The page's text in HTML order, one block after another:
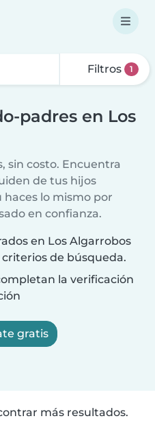
Filtros 1
padres en Los
sin costo. Encuentra
de tus hijos
haces lo mismo por
en confianza.
en Los Algarrobos
de búsqueda.
la verificación
gratis
más resultados.